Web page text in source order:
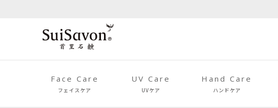
Face Care
フェイスケア
UV Care
UVケア
Hand Care
ハンドケア